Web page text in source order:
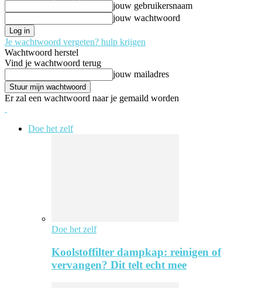
jouw gebruikersnaam
jouw wachtwoord
Je wachtwoord vergeten? hulp krijgen
Wachtwoord herstel
Vind je wachtwoord terug
jouw mailadres
Er zal een wachtwoord naar je gemaild worden
Doe het zelf
Doe het zelf
Koolstoffilter dampkap: reinigen of
vervangen? Dit telt echt mee